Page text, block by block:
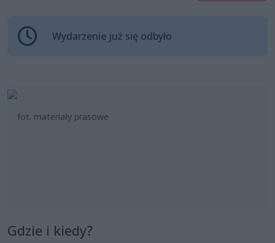
Wydarzenie już się odbyło
fot. materiały prasowe
Gdzie i kiedy?